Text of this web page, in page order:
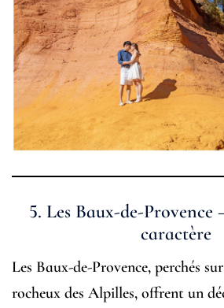
5. Les Baux-de-Provence
caractère
Les Baux-de-Provence, perchés
rocheux des Alpilles, offrent un